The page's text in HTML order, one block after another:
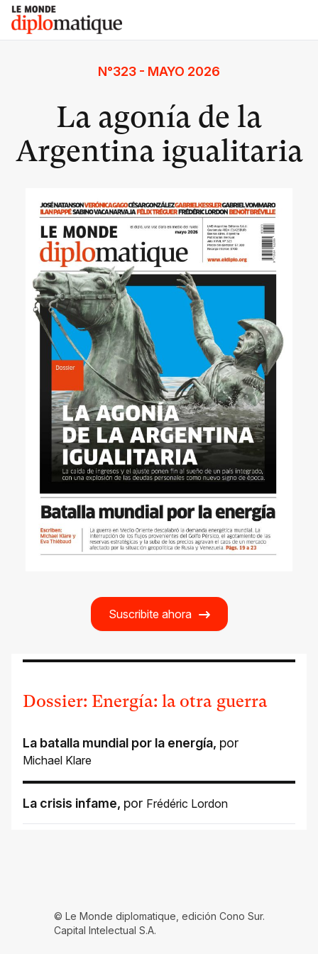
Skip
content
Le monde diplomatique
N°323 - MAYO 2026
La agonía de la
Argentina igualitaria
Suscribite ahora
Dossier: Energía: la otra guerra
La batalla mundial por la energía, por
Michael Klare
La crisis infame, por Frédéric Lordon
© Le Monde diplomatique, edición Cono Sur.
Capital Intelectual S.A.